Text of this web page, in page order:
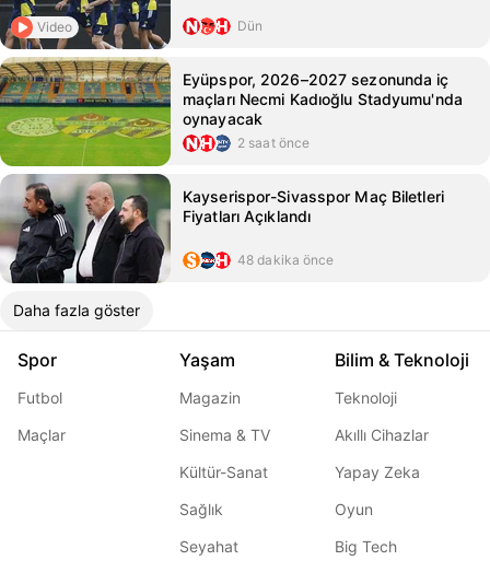
Video Dün
Eyüpspor, 2026–2027 sezonunda iç
maçları Necmi Kadıoğlu Stadyumu'nda
oynayacak
2 saat önce
Kayserispor-Sivasspor Maç Biletleri
Fiyatları Açıklandı
48 dakika önce
Daha fazla göster
Spor
Futbol
Maçlar
Yaşam
Magazin
Sinema & TV
Kültür-Sanat
Sağlık
Seyahat
Bilim & Teknoloji
Teknoloji
Akıllı Cihazlar
Yapay Zeka
Oyun
Big Tech